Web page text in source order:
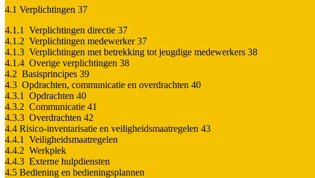
4.1 Verplichtingen 37
4.1.1 Verplichtingen directie 37
4.1.2 Verplichtingen medewerker 37
4.1.3 Verplichtingen met betrekking tot jeugdige medewerkers 38
4.1.4 Overige verplichtingen 38
4.2 Basisprincipes 39
4.3 Opdrachten, communicatie en overdrachten 40
4.3.1 Opdrachten 40
4.3.2 Communicatie 41
4.3.3 Overdrachten 42
4.4 Risico-inventarisatie en veiligheidsmaatregelen 43
4.4.1 Veiligheidsmaatregelen
4.4.2 Werkplek
4.4.3 Externe hulpdiensten
4.5 Bediening en bedieningsplannen